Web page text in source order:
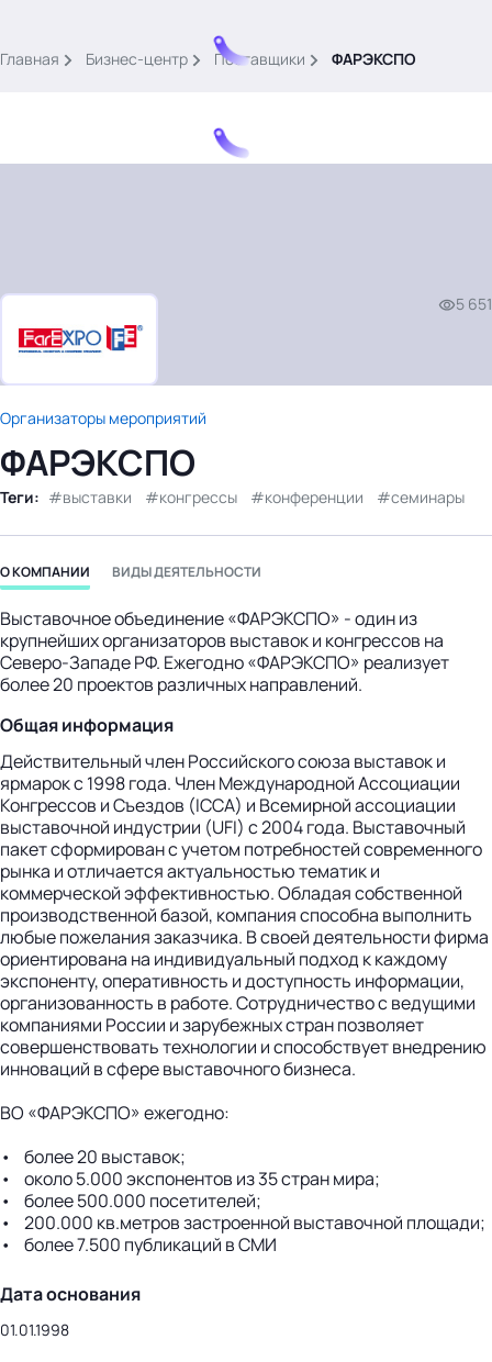
Войти
картина дня
материалы
видео
события
Главная Бизнес-центр Поставщики ФАРЭКСПО
5 651
Организаторы мероприятий
ФАРЭКСПО
Теги: выставки конгрессы конференции семинары
О КОМПАНИИ ВИДЫ ДЕЯТЕЛЬНОСТИ
Выставочное объединение «ФАРЭКСПО» - один из
крупнейших организаторов выставок и конгрессов на
Северо-Западе РФ. Ежегодно «ФАРЭКСПО» реализует
более 20 проектов различных направлений.
Общая информация
Действительный член Российского союза выставок и
ярмарок с 1998 года. Член Международной Ассоциации
Конгрессов и Съездов (ICCA) и Всемирной ассоциации
выставочной индустрии (UFI) с 2004 года. Выставочный
пакет сформирован с учетом потребностей современного
рынка и отличается актуальностью тематик и
коммерческой эффективностью. Обладая собственной
производственной базой, компания способна выполнить
любые пожелания заказчика. В своей деятельности фирма
ориентирована на индивидуальный подход к каждому
экспоненту, оперативность и доступность информации,
организованность в работе. Сотрудничество с ведущими
компаниями России и зарубежных стран позволяет
совершенствовать технологии и способствует внедрению
инноваций в сфере выставочного бизнеса.
ВО «ФАРЭКСПО» ежегодно:
• более 20 выставок;
• около 5.000 экспонентов из 35 стран мира;
• более 500.000 посетителей;
• 200.000 кв.метров застроенной выставочной площади;
• более 7.500 публикаций в СМИ
Дата основания
01.01.1998